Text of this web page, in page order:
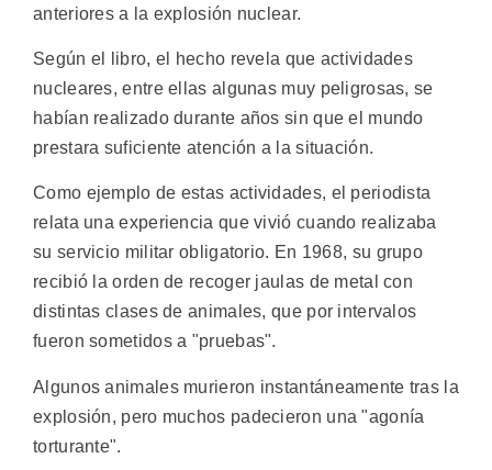
anteriores a la explosión nuclear.
Según el libro, el hecho revela que actividades
nucleares, entre ellas algunas muy peligrosas, se
habían realizado durante años sin que el mundo
prestara suficiente atención a la situación.
Como ejemplo de estas actividades, el periodista
relata una experiencia que vivió cuando realizaba
su servicio militar obligatorio. En 1968, su grupo
recibió la orden de recoger jaulas de metal con
distintas clases de animales, que por intervalos
fueron sometidos a "pruebas".
Algunos animales murieron instantáneamente tras la
explosión, pero muchos padecieron una "agonía
torturante".